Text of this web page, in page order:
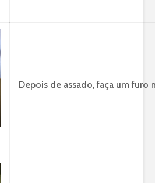
Depois de assado, faça um